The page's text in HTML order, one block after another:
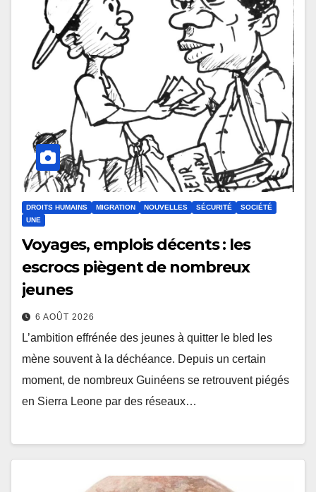
DROITS HUMAINS MIGRATION NOUVELLES SÉCURITÉ
SOCIÉTÉ
UNE
Voyages, emplois décents : les
escrocs piègent de nombreux
jeunes
6 AOÛT 2026
L’ambition effrénée des jeunes à quitter le bled les
mène souvent à la déchéance. Depuis un certain
moment, de nombreux Guinéens se retrouvent piégés
en Sierra Leone par des réseaux…